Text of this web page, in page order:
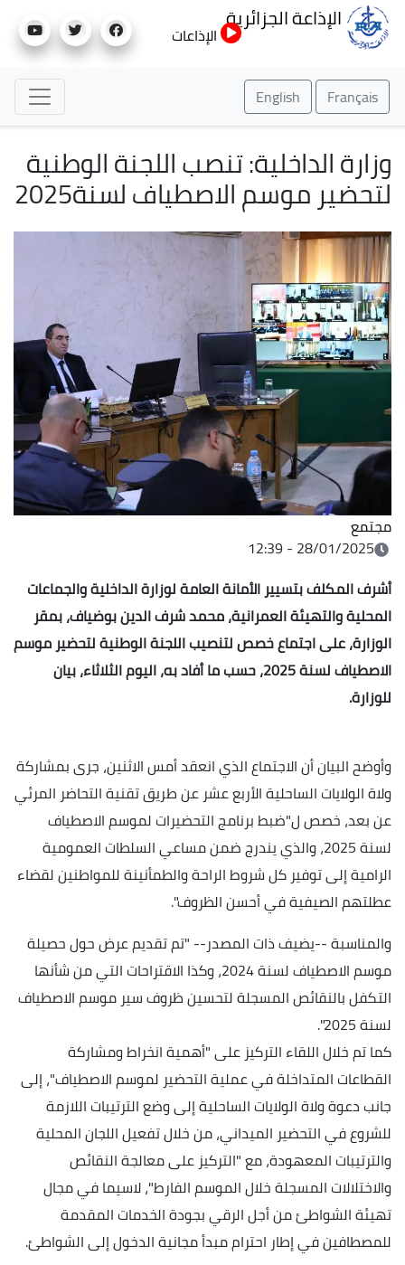
إلى
الإذاعة الجزائرية
الإذاعات
Français
English
وزارة الداخلية: تنصب اللجنة الوطنية
لتحضير موسم الاصطياف لسنة2025
مجتمع
28/01/2025 - 12:39
أشرف المكلف بتسيير الأمانة العامة لوزارة الداخلية والجماعات
المحلية والتهيئة العمرانية، محمد شرف الدين بوضياف، بمقر
الوزارة، على اجتماع خصص لتنصيب اللجنة الوطنية لتحضير موسم
الاصطياف لسنة 2025، حسب ما أفاد به، اليوم الثلاثاء، بيان
للوزارة.
وأوضح البيان أن الاجتماع الذي انعقد أمس الاثنين، جرى بمشاركة
ولاة الولايات الساحلية الأربع عشر عن طريق تقنية التحاضر المرئي
عن بعد، خصص ل"ضبط برنامج التحضيرات لموسم الاصطياف
لسنة 2025، والذي يندرج ضمن مساعي السلطات العمومية
الرامية إلى توفير كل شروط الراحة والطمأنينة للمواطنين لقضاء
عطلتهم الصيفية في أحسن الظروف".
والمناسبة --يضيف ذات المصدر-- "تم تقديم عرض حول حصيلة
موسم الاصطياف لسنة 2024، وكذا الاقتراحات التي من شأنها
التكفل بالنقائص المسجلة لتحسين ظروف سير موسم الاصطياف
لسنة 2025".
كما تم خلال اللقاء التركيز على "أهمية انخراط ومشاركة
القطاعات المتداخلة في عملية التحضير لموسم الاصطياف"، إلى
جانب دعوة ولاة الولايات الساحلية إلى وضع الترتيبات اللازمة
للشروع في التحضير الميداني، من خلال تفعيل اللجان المحلية
والترتيبات المعهودة، مع "التركيز على معالجة النقائص
والاختلالات المسجلة خلال الموسم الفارط"، لاسيما في مجال
تهيئة الشواطئ من أجل الرقي بجودة الخدمات المقدمة
للمصطافين في إطار احترام مبدأ مجانية الدخول إلى الشواطئ.